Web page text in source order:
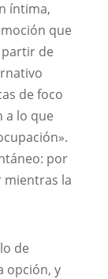
íntima,
que
de
de foco
a lo que
por
mientras la
de
opción, y